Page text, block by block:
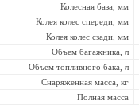
Колесная база, мм
Колея колес спереди, мм
Колея колес сзади, мм
Объем багажника, л
Объем топливного бака, л
Снаряженная масса, кг
Полная масса